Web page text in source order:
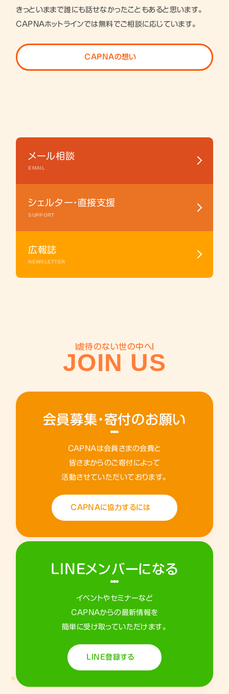
きっといままで誰にも話せなかったこともあると思います。
CAPNAホットラインでは無料でご相談に応じています。
CAPNAの想い
メール相談
EMAIL
シェルター・直接支援
SUPPORT
広報誌
NEWSLETTER
虐待のない世の中へ
JOIN US
会員募集・寄付のお願い
CAPNAは会員さまの会費と
皆さまからのご寄付によって
活動させていただいております。
CAPNAに協力するには
LINEメンバーになる
イベントやセミナーなど
CAPNAからの最新情報を
簡単に受け取っていただけます。
LINE登録する